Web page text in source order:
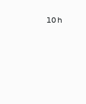
10 h